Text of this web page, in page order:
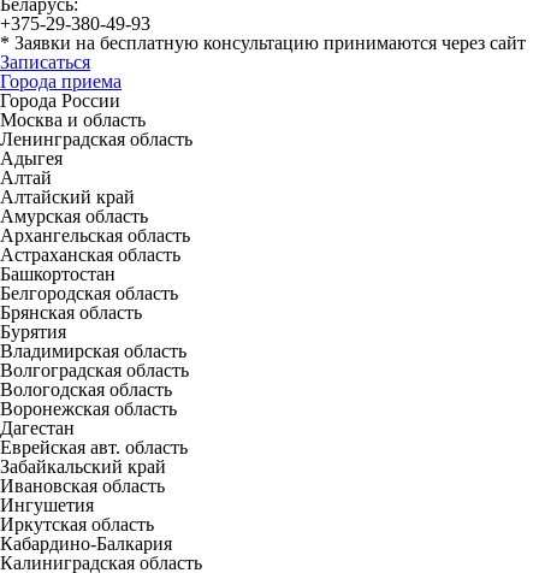
Беларусь:
+375-29-380-49-93
* Заявки на бесплатную консультацию принимаются через сайт
Записаться
Города приема
Города России
Москва и область
Ленинградская область
Адыгея
Алтай
Алтайский край
Амурская область
Архангельская область
Астраханская область
Башкортостан
Белгородская область
Брянская область
Бурятия
Владимирская область
Волгоградская область
Вологодская область
Воронежская область
Дагестан
Еврейская авт. область
Забайкальский край
Ивановская область
Ингушетия
Иркутская область
Кабардино-Балкария
Калиниградская область